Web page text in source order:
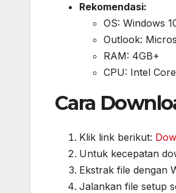
Rekomendasi:
OS: Windows
Outlook:
RAM: 4GB+
CPU: Intel
Cara
Klik link berikut:
Untuk kecepatan
Ekstrak file dengan
Jalankan file setup